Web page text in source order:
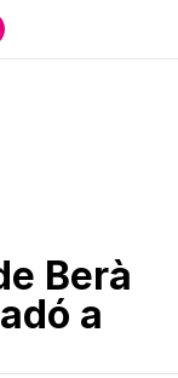
Berà
a